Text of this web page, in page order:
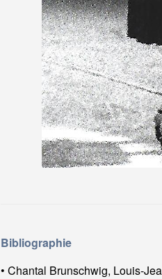
Bibliographie
• Chantal Brunschwig, Louis-